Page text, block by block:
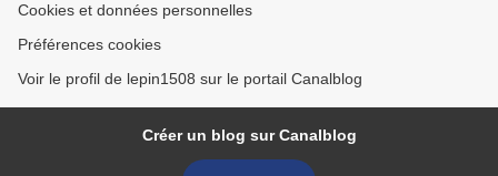
Cookies et données personnelles
Préférences cookies
Voir le profil de lepin1508 sur le portail Canalblog
Créer un blog sur Canalblog